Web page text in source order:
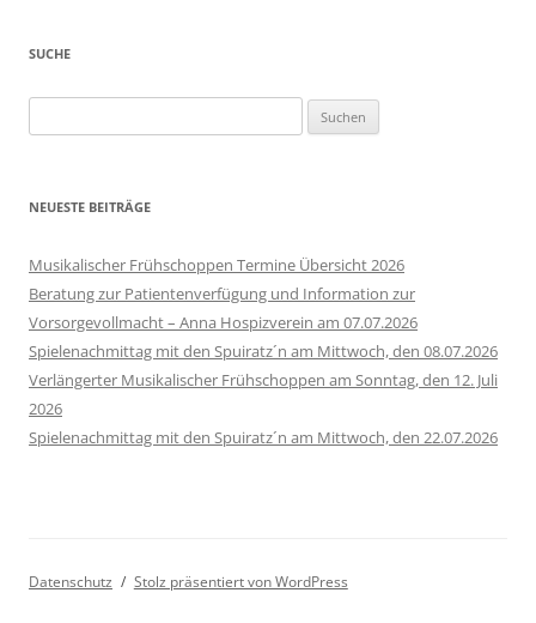
SUCHE
nach:
NEUESTE BEITRÄGE
Musikalischer Frühschoppen Termine Übersicht 2026
Beratung zur Patientenverfügung und Information zur
Vorsorgevollmacht – Anna Hospizverein am 07.07.2026
Spielenachmittag mit den Spuiratz´n am Mittwoch, den 08.07.2026
Verlängerter Musikalischer Frühschoppen am Sonntag, den 12. Juli
2026
Spielenachmittag mit den Spuiratz´n am Mittwoch, den 22.07.2026
Datenschutz Stolz präsentiert von WordPress